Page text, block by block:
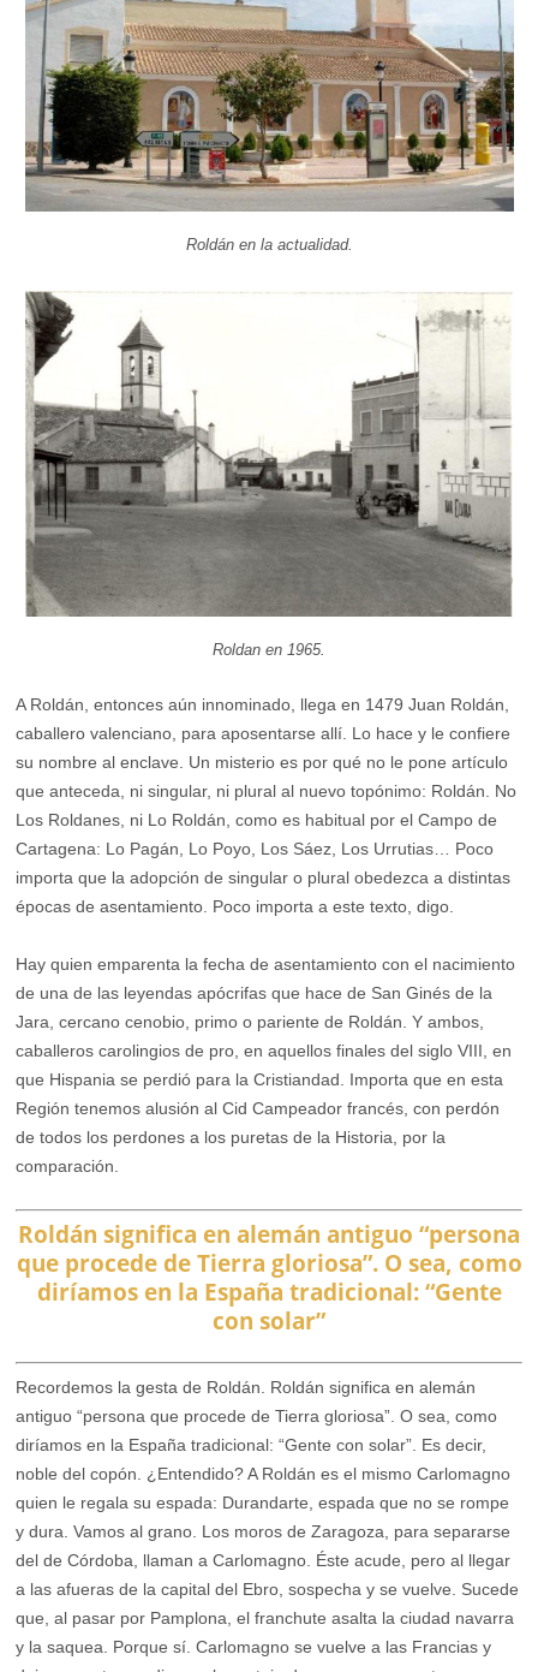
Roldán en la actualidad.
Roldan en 1965.
A Roldán, entonces aún innominado, llega en 1479 Juan Roldán,
caballero valenciano, para aposentarse allí. Lo hace y le confiere
su nombre al enclave. Un misterio es por qué no le pone artículo
que anteceda, ni singular, ni plural al nuevo topónimo: Roldán. No
Los Roldanes, ni Lo Roldán, como es habitual por el Campo de
Cartagena: Lo Pagán, Lo Poyo, Los Sáez, Los Urrutias… Poco
importa que la adopción de singular o plural obedezca a distintas
épocas de asentamiento. Poco importa a este texto, digo.
Hay quien emparenta la fecha de asentamiento con el nacimiento
de una de las leyendas apócrifas que hace de San Ginés de la
Jara, cercano cenobio, primo o pariente de Roldán. Y ambos,
caballeros carolingios de pro, en aquellos finales del siglo VIII, en
que Hispania se perdió para la Cristiandad. Importa que en esta
Región tenemos alusión al Cid Campeador francés, con perdón
de todos los perdones a los puretas de la Historia, por la
comparación.
Roldán significa en alemán antiguo “persona
que procede de Tierra gloriosa”. O sea, como
diríamos en la España tradicional: “Gente
con solar”
Recordemos la gesta de Roldán. Roldán significa en alemán
antiguo “persona que procede de Tierra gloriosa”. O sea, como
diríamos en la España tradicional: “Gente con solar”. Es decir,
noble del copón. ¿Entendido? A Roldán es el mismo Carlomagno
quien le regala su espada: Durandarte, espada que no se rompe
y dura. Vamos al grano. Los moros de Zaragoza, para separarse
del de Córdoba, llaman a Carlomagno. Éste acude, pero al llegar
a las afueras de la capital del Ebro, sospecha y se vuelve. Sucede
que, al pasar por Pamplona, el franchute asalta la ciudad navarra
y la saquea. Porque sí. Carlomagno se vuelve a las Francias y